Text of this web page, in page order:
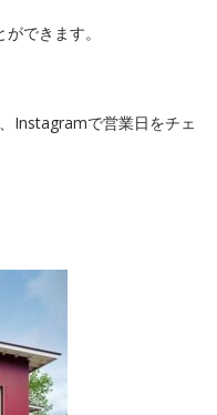
できます。
Instagramで営業日をチェ